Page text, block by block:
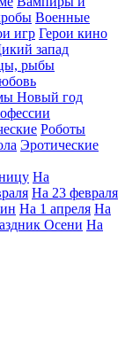
Военные
игр Герои кино
запад
рыбы
Новый год
Роботы
Эротические
На
На 23 февраля
На 1 апреля На
Осени На